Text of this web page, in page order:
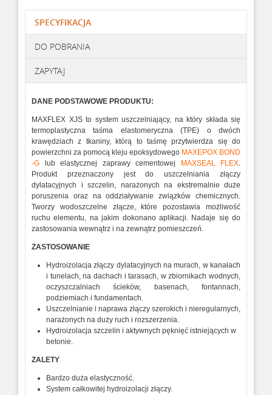
SPECYFIKACJA
DO POBRANIA
ZAPYTAJ
DANE PODSTAWOWE PRODUKTU:
MAXFLEX XJS to system uszczelniający, na który składa się
termoplastyczna taśma elastomeryczna (TPE) o dwóch
krawędziach z tkaniny, którą to taśmę przytwierdza się do
powierzchni za pomocą kleju epoksydowego MAXEPOX BOND
-G lub elastycznej zaprawy cementowej MAXSEAL FLEX.
Produkt przeznaczony jest do uszczelniania złączy
dylatacyjnych i szczelin, narażonych na ekstremalnie duże
poruszenia oraz na oddziaływanie związków chemicznych.
Tworzy wodoszczelne złącze, które pozostawia możliwość
ruchu elementu, na jakim dokonano aplikacji. Nadaje się do
zastosowania wewnątrz i na zewnątrz pomieszczeń.
ZASTOSOWANIE
Hydroizolacja złączy dylatacyjnych na murach, w kanałach
i tunelach, na dachach i tarasach, w zbiornikach wodnych,
oczyszczalniach ścieków, basenach, fontannach,
podziemiach i fundamentach.
Uszczelnianie i naprawa złączy szerokich i nieregularnych,
narażonych na duży ruch i rozszerzenia.
Hydroizolacja szczelin i aktywnych pęknięć istniejących w
betonie.
ZALETY
Bardzo duża elastyczność.
System całkowitej hydroizolacji złączy.